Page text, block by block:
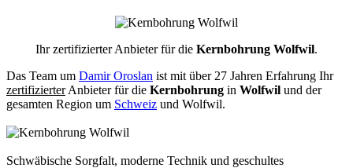
Ihr zertifizierter Anbieter für die Kernbohrung Wolfwil.
Das Team um Damir Oroslan ist mit über 27 Jahren Erfahrung Ihr
zertifizierterAnbieter für die Kernbohrung in Wolfwil und der
gesamten Region um Schweiz und Wolfwil.
Schwäbische Sorgfalt, moderne Technik und geschultes